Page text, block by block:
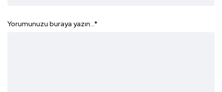
Yorumunuzu buraya yazın... *